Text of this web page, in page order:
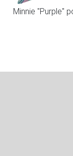
Minnie "Purple"